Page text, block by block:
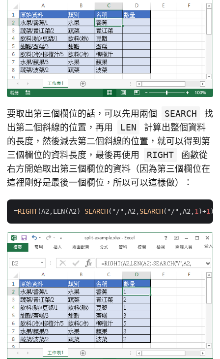
要取出第三個欄位的話，可以先用兩個 SEARCH
找
出第二個斜線的位置，再用
LEN
計算出整個資料
的長度，然後減去第二個斜線的位置，就可以得到第
三個欄位的資料長度，最後再使用
RIGHT
函數從
右方開始取出第三個欄位的資料（因為第三個欄位在
這裡剛好是最後一個欄位，所以可以這樣做）：
=RIGHT(A2,LEN(A2) -SEARCH("/",A2,SEARCH("/",A2,1)+1